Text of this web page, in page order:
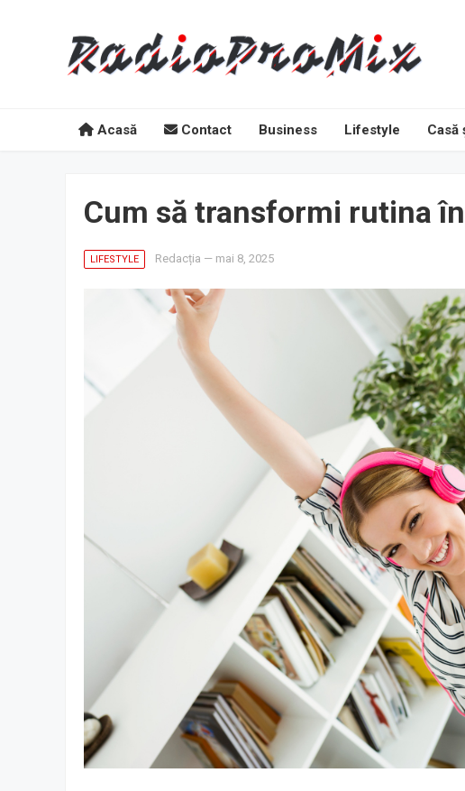
Acasă Contact Business Lifestyle Casă
Cum să transformi rutina
LIFESTYLE Redacția — mai 8, 2025